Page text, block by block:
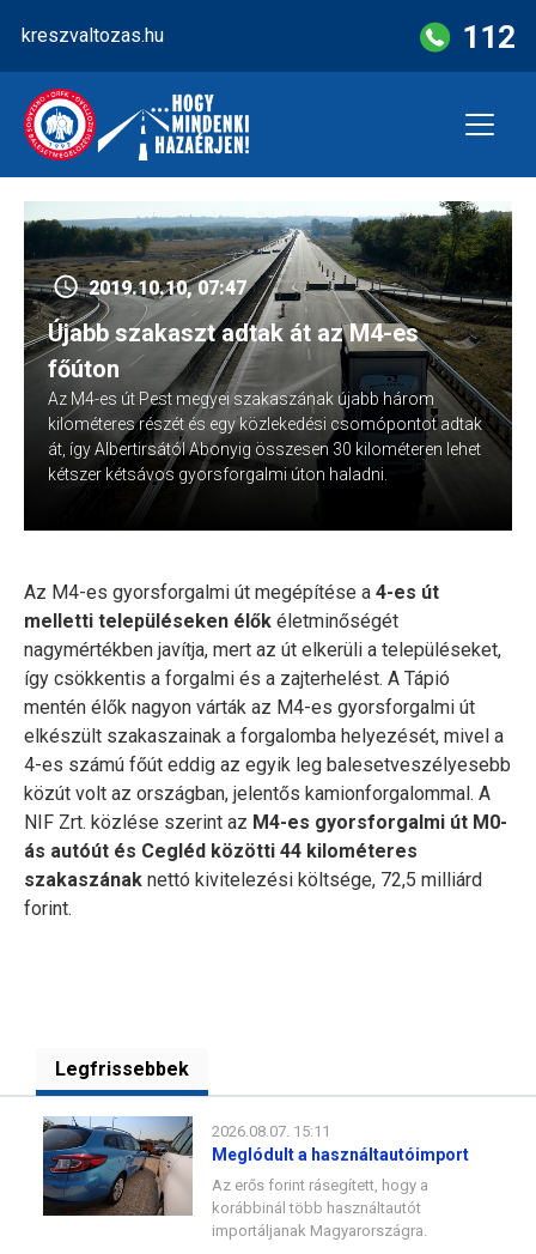
content
kreszvaltozas.hu 112
2019.10.10, 07:47
Újabb szakaszt adtak át az M4-es
főúton
Az M4-es út Pest megyei szakaszának újabb három
kilométeres részét és egy közlekedési csomópontot adtak
át, így Albertirsától Abonyig összesen 30 kilométeren lehet
kétszer kétsávos gyorsforgalmi úton haladni.
Az M4-es gyorsforgalmi út megépítése a 4-es út
melletti településeken élők életminőségét
nagymértékben javítja, mert az út elkerüli a településeket,
így csökkentis a forgalmi és a zajterhelést. A Tápió
mentén élők nagyon várták az M4-es gyorsforgalmi út
elkészült szakaszainak a forgalomba helyezését, mivel a
4-es számú főút eddig az egyik leg balesetveszélyesebb
közút volt az országban, jelentős kamionforgalommal. A
NIF Zrt. közlése szerint az M4-es gyorsforgalmi út M0-
ás autóút és Cegléd közötti 44 kilométeres
szakaszának nettó kivitelezési költsége, 72,5 milliárd
forint.
Legfrissebbek
2026.08.07. 15:11
Meglódult a használtautóimport
Az erős forint rásegített, hogy a
korábbinál több használtautót
importáljanak Magyarországra.